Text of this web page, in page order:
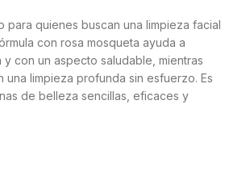
quienes buscan una limpieza facial
con rosa mosqueta ayuda a
con un aspecto saludable, mientras
una limpieza profunda sin esfuerzo. Es
de belleza sencillas, eficaces y